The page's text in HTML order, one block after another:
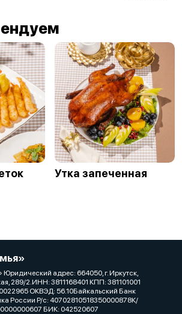
Утка запеченная
адрес: 664050, г. Иркутск,
289/2.ИНН: 3811168401 КПП: 381101001
ОКВЭД: 56.10Байкальский Банк
России Р/с: 40702810518350000878К/
БИК: 042520607